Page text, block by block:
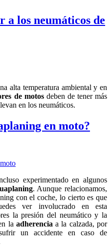
a los neumáticos de
alta temperatura ambiental y en
de motosdeben de tener más
en los neumáticos.
en moto?
experimentado en algunos
. Aunque relacionamos,
con el coche, lo cierto es que
ver involucrado en esta
la presión del neumático y la
la adherencia a la calzada, por
un accidente en caso de